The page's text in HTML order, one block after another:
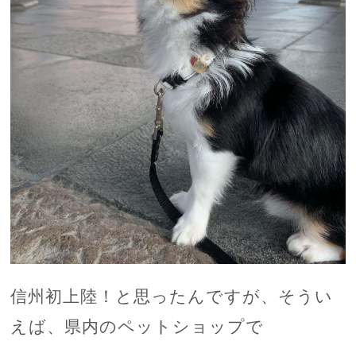
信州初上陸！と思ったんですが、そうい
えば、県内のペットショップで